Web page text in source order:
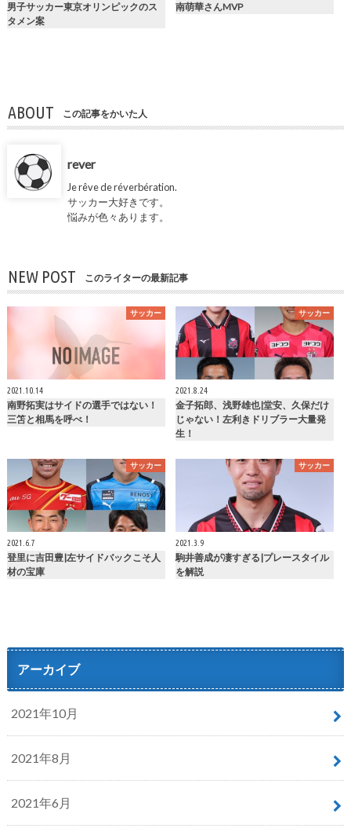
男子サッカー東京オリンピックのス
タメン案
南萌華さんMVP
ABOUT この記事をかいた人
rever
Je rêve de réverbération.
サッカー大好きです。
悩みが色々あります。
NEW POST このライターの最新記事
サッカー
2021.10.14
南野拓実はサイドの選手ではない！
三笘と相馬を呼べ！
サッカー
2021.8.24
金子拓郎、浅野雄也|堂安、久保だけ
じゃない！左利きドリブラー大量発
生！
サッカー
2021.6.7
登里に吉田豊|左サイドバックこそ人
材の宝庫
サッカー
2021.3.9
駒井善成が凄すぎる|プレースタイル
を解説
アーカイブ
2021年10月
2021年8月
2021年6月